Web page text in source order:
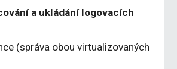
a ukládání logovacích
(správa obou virtualizovaných